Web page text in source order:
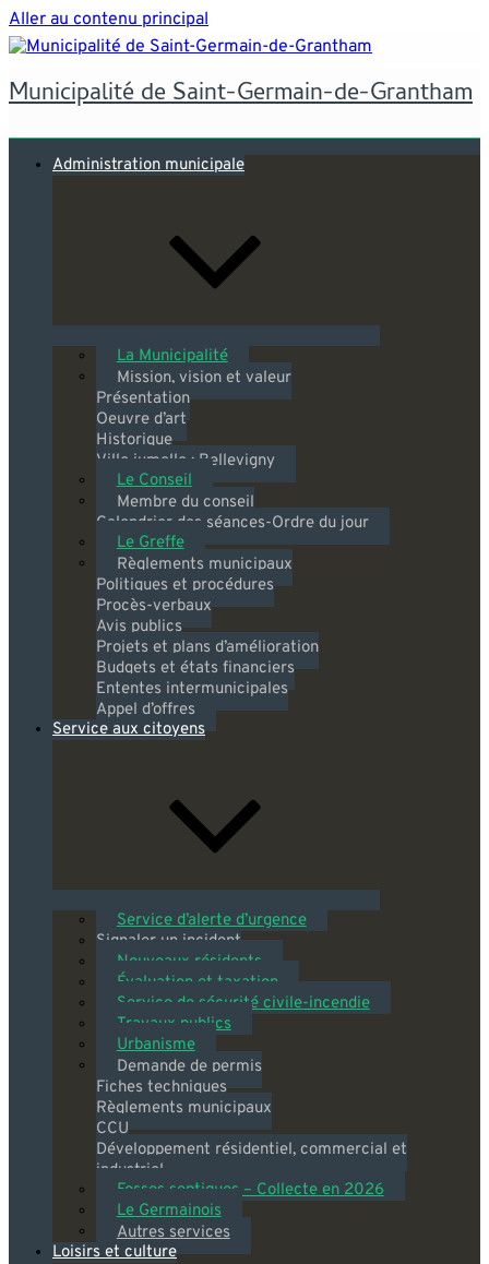
Aller au contenu principal
Municipalité de Saint-Germain-de-Grantham
Administration municipale
La Municipalité
Mission, vision et valeur
Présentation
Oeuvre d’art
Historique
Ville jumelle : Bellevigny
Le Conseil
Membre du conseil
Calendrier des séances-Ordre du jour
Le Greffe
Règlements municipaux
Politiques et procédures
Procès-verbaux
Avis publics
Projets et plans d’amélioration
Budgets et états financiers
Ententes intermunicipales
Appel d’offres
Service aux citoyens
Service d’alerte d’urgence
Signaler un incident
Nouveaux résidents
Évaluation et taxation
Service de sécurité civile-incendie
Travaux publics
Urbanisme
Demande de permis
Fiches techniques
Règlements municipaux
CCU
Développement résidentiel, commercial et
industriel
Fosses septiques – Collecte en 2026
Le Germainois
Autres services
Loisirs et culture